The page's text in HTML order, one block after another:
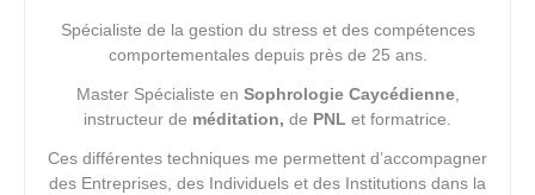
Spécialiste de la gestion du stress et des compétences
comportementales depuis près de 25 ans.
Master Spécialiste en Sophrologie Caycédienne,
instructeur de méditation, de PNL et formatrice.
Ces différentes techniques me permettent d’accompagner
des Entreprises, des Individuels et des Institutions dans la